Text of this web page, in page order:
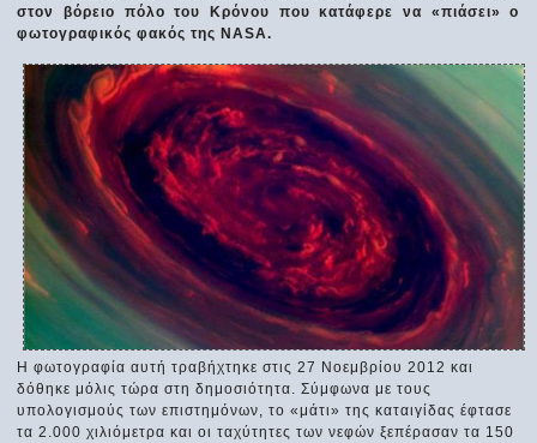
στον βόρειο πόλο του Κρόνου που κατάφερε να «πιάσει» ο
φωτογραφικός φακός της NASA.
Η φωτογραφία αυτή τραβήχτηκε στις 27 Νοεμβρίου 2012 και
δόθηκε μόλις τώρα στη δημοσιότητα. Σύμφωνα με τους
υπολογισμούς των επιστημόνων, το «μάτι» της καταιγίδας έφτασε
τα 2.000 χιλιόμετρα και οι ταχύτητες των νεφών ξεπέρασαν τα 150